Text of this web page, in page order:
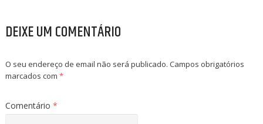
DEIXE UM COMENTÁRIO
O seu endereço de email não será publicado. Campos obrigatórios
marcados com *
Comentário *